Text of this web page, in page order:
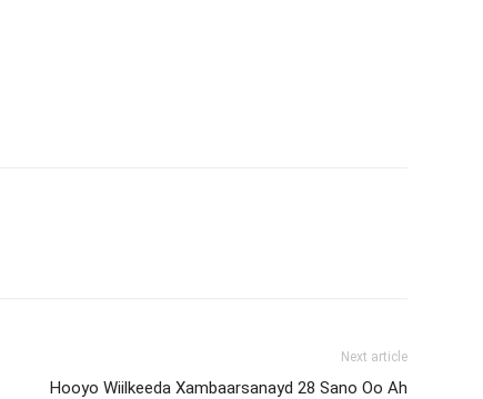
Next article
Hooyo Wiilkeeda Xambaarsanayd 28 Sano Oo Ah